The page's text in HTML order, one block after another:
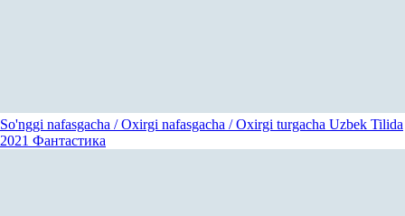
So'nggi nafasgacha / Oxirgi nafasgacha / Oxirgi turgacha Uzbek Tilida
2021 Фантастика